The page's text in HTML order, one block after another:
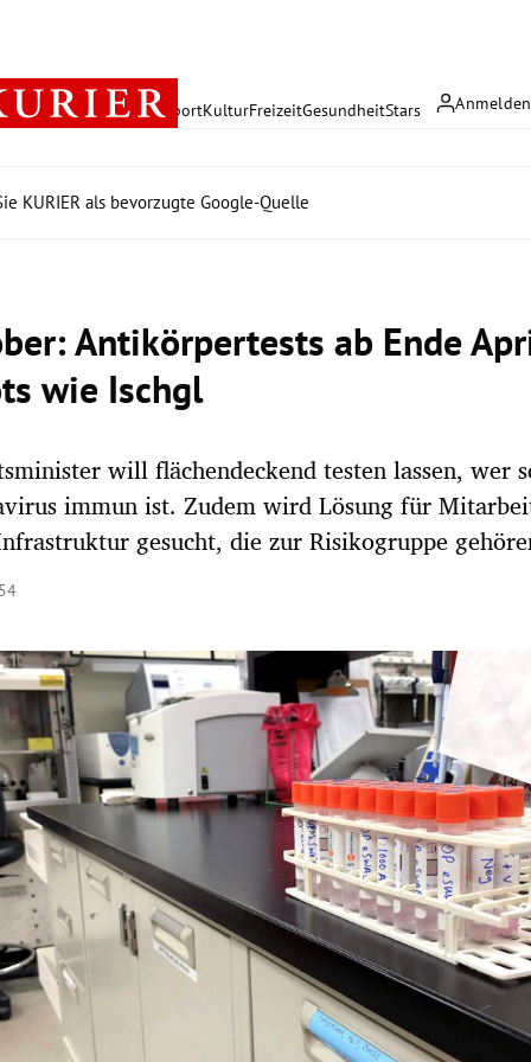
Anmelden
PolitikWirtschaft SportKulturFreizeitGesundheitStars
KURIER als bevorzugte Google-Quelle
Antikörpertests ab Ende
wie Ischgl
will flächendeckend testen lassen, wer
immun ist. Zudem wird Lösung für
gesucht, die zur Risikogruppe
öffnen/schließen